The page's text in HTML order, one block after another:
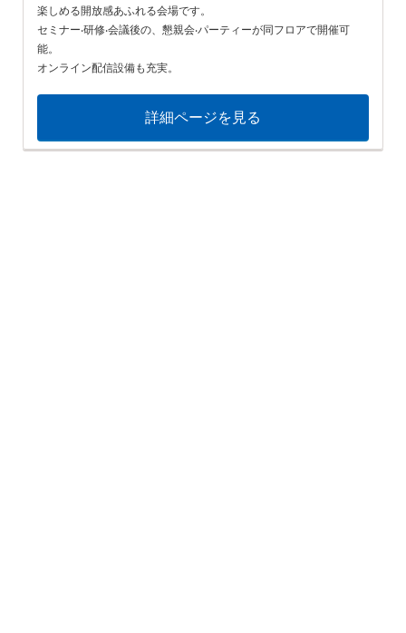
楽しめる開放感あふれる会場です。
セミナー‧研修‧会議後の、懇親会‧パーティーが同フロアで開催可
能。
オンライン配信設備も充実。
詳細ページを見る